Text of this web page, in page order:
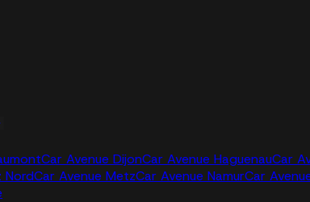
Car Avenue DijonCar Avenue HaguenauCar
NordCar Avenue MetzCar Avenue NamurCar